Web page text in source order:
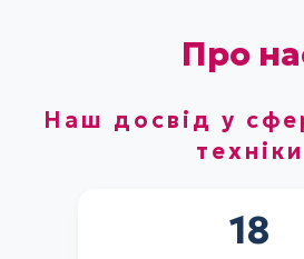
Про
Наш досвід у
техніки
18